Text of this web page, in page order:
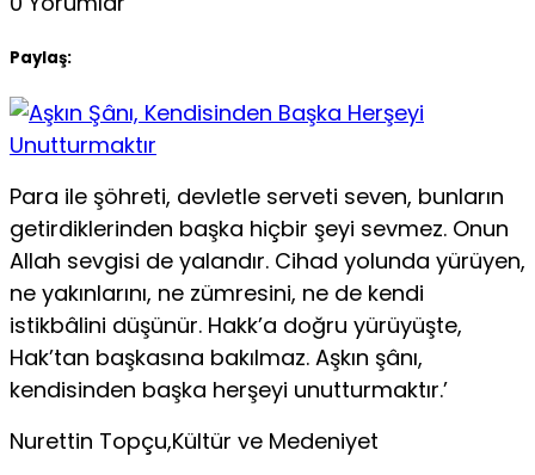
Paylaş:
Para ile şöhreti, devletle serveti seven, bunların
getirdiklerinden başka hiçbir şeyi sevmez. Onun
Allah sevgisi de yalandır. Cihad yolunda yürüyen,
ne yakınlarını, ne zümresini, ne de kendi
istikbâlini düşünür. Hakk’a doğru yürüyüşte,
Hak’tan başkasına bakılmaz. Aşkın şânı,
kendisinden başka herşeyi unutturmaktır.’
Nurettin Topçu,Kültür ve Medeniyet